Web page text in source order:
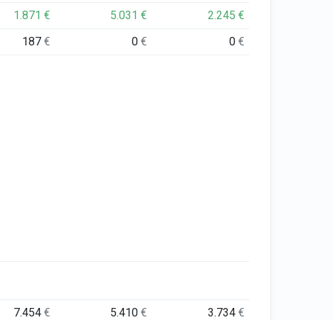
1.871€ 5.031€ 2.245€
187€ 0€ 0€
7.454€ 5.410€ 3.734€